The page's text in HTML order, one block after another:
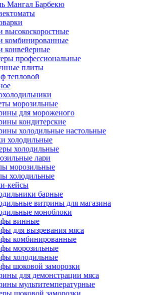
Мангал Барбекю
высокоскоростные
комбинированные
конвейерные
профессиональные
плиты
тепловой
морозильные
для мороженого
кондитерские
холодильные настольные
холодильные
холодильные
лари
морозильные
холодильные
кейсы
барные
витрины для магазина
моноблоки
винные
для вызревания мяса
комбинированные
морозильные
холодильные
шоковой заморозки
для демонстрации мяса
мультитемпературные
шоковой заморозки